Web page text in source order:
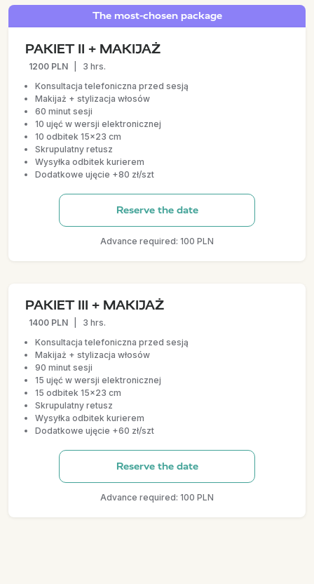
The most-chosen package
PAKIET II + MAKIJAŻ
1200 PLN
3 hrs.
Konsultacja telefoniczna przed sesją
Makijaż + stylizacja włosów
60 minut sesji
10 ujęć w wersji elektronicznej
10 odbitek 15x23 cm
Skrupulatny retusz
Wysyłka odbitek kurierem
Dodatkowe ujęcie +80 zł/szt
Reserve the date
Advance required: 100 PLN
PAKIET III + MAKIJAŻ
1400 PLN
3 hrs.
Konsultacja telefoniczna przed sesją
Makijaż + stylizacja włosów
90 minut sesji
15 ujęć w wersji elektronicznej
15 odbitek 15x23 cm
Skrupulatny retusz
Wysyłka odbitek kurierem
Dodatkowe ujęcie +60 zł/szt
Reserve the date
Advance required: 100 PLN